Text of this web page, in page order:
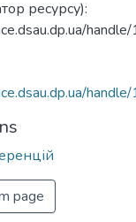
ресурсу):
page